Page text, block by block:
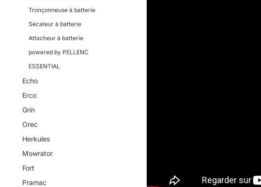
Tronçonneuse à batterie
Sécateur à batterie
Attacheur à batterie
powered by PELLENC
ESSENTIAL
Echo
Erco
Grin
Orec
Herkules
Mowrator
Fort
Pramac